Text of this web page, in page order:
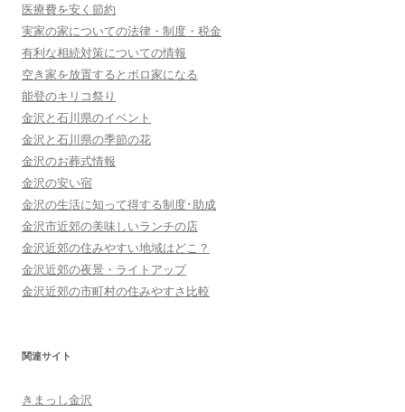
医療費を安く節約
実家の家についての法律・制度・税金
有利な相続対策についての情報
空き家を放置するとボロ家になる
能登のキリコ祭り
金沢と石川県のイベント
金沢と石川県の季節の花
金沢のお葬式情報
金沢の安い宿
金沢の生活に知って得する制度･助成
金沢市近郊の美味しいランチの店
金沢近郊の住みやすい地域はどこ？
金沢近郊の夜景・ライトアップ
金沢近郊の市町村の住みやすさ比較
関連サイト
きまっし金沢